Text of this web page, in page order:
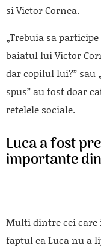
si Victor Cornea.
„Trebuia sa
baiatul lui Victor
dar copilul lui?” sau
spus” au fost doar
retelele sociale.
Luca a fost
importante
Multi dintre cei care
faptul ca Luca nu a